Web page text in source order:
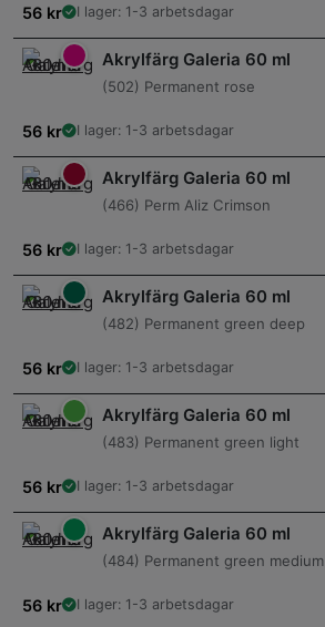
56 kr I lager: 1-3 arbetsdagar
Akrylfärg Galeria 60 ml
(502) Permanent rose
56 kr I lager: 1-3 arbetsdagar
Akrylfärg Galeria 60 ml
(466) Perm Aliz Crimson
56 kr I lager: 1-3 arbetsdagar
Akrylfärg Galeria 60 ml
(482) Permanent green deep
56 kr I lager: 1-3 arbetsdagar
Akrylfärg Galeria 60 ml
(483) Permanent green light
56 kr I lager: 1-3 arbetsdagar
Akrylfärg Galeria 60 ml
(484) Permanent green medium
56 kr I lager: 1-3 arbetsdagar